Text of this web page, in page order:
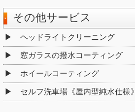
その他サービス
ヘッドライトクリーニング
窓ガラスの撥水コーティング
ホイールコーティング
セルフ洗車場《屋内型純水仕様》